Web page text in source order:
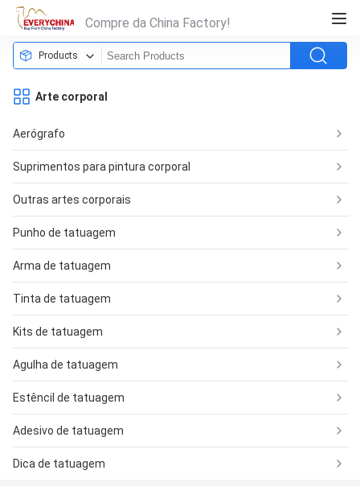
Compre da China Factory!
Products
Arte corporal
Aerógrafo
Suprimentos para pintura corporal
Outras artes corporais
Punho de tatuagem
Arma de tatuagem
Tinta de tatuagem
Kits de tatuagem
Agulha de tatuagem
Estêncil de tatuagem
Adesivo de tatuagem
Dica de tatuagem